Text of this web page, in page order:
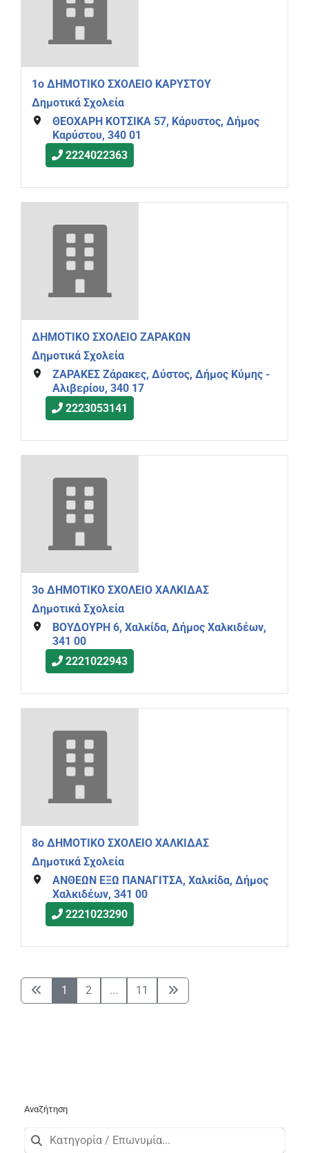
1o ΔΗΜΟΤΙΚΟ ΣΧΟΛΕΙΟ ΚΑΡΥΣΤΟΥ
Δημοτικά Σχολεία
ΘΕΟΧΑΡΗ ΚΟΤΣΙΚΑ 57, Κάρυστος, Δήμος
Καρύστου, 340 01
2224022363
ΔΗΜΟΤΙΚΟ ΣΧΟΛΕΙΟ ΖΑΡΑΚΩΝ
Δημοτικά Σχολεία
ΖΑΡΑΚΕΣ Ζάρακες, Δύστος, Δήμος Κύμης -
Αλιβερίου, 340 17
2223053141
3ο ΔΗΜΟΤΙΚΟ ΣΧΟΛΕΙΟ ΧΑΛΚΙΔΑΣ
Δημοτικά Σχολεία
ΒΟΥΔΟΥΡΗ 6, Χαλκίδα, Δήμος Χαλκιδέων,
341 00
2221022943
8ο ΔΗΜΟΤΙΚΟ ΣΧΟΛΕΙΟ ΧΑΛΚΙΔΑΣ
Δημοτικά Σχολεία
ΑΝΘΕΩΝ ΕΞΩ ΠΑΝΑΓΙΤΣΑ, Χαλκίδα, Δήμος
Χαλκιδέων, 341 00
2221023290
1 2 ... 11
Αναζήτηση